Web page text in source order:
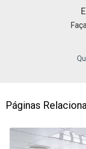
Páginas